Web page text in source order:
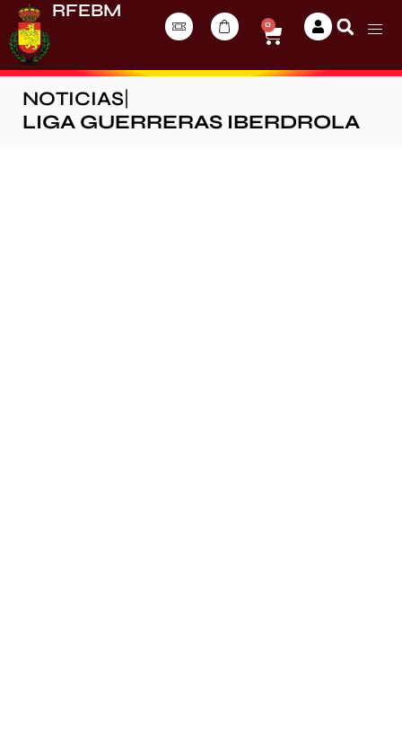
RFEBM
0
NOTICIAS
LIGA GUERRERAS IBERDROLA